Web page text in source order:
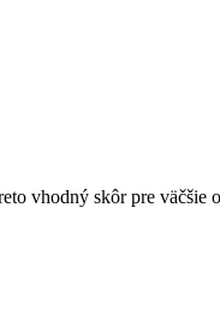
vhodný skôr pre väčšie